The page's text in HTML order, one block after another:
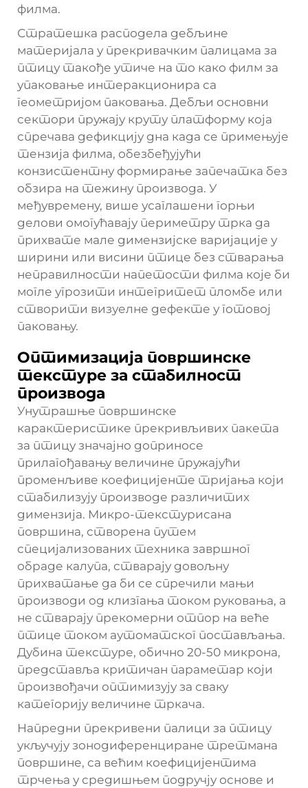
филма.
Стратешка расподела дебљине
материјала у прекривачким палицама за
птицу такође утиче на то како филм за
упаковање интеракционира са
геометријом паковања. Дебљи основни
сектори пружају круту платформу која
спречава дефикцију дна када се примењује
тензија филма, обезбеђујући
конзистентну формирање запечатка без
обзира на тежину производа. У
међувремену, више усаглашени горњи
делови омогућавају периметру трка да
прихвате мале димензијске варијације у
ширини или висини птице без стварања
неправилности напетости филма које би
могле угрозити интегритет пломбе или
створити визуелне дефекте у готовој
паковању.
Оптимизација површинске
текстуре за стабилност
производа
Унутрашње површинске
карактеристике прекривљивих пакета
за птицу значајно доприносе
прилагођавању величине пружајући
променљиве коефицијенте тријања који
стабилизују производе различитих
димензија. Микро-текстурисана
површина, створена путем
специјализованих техника завршног
обраде калупа, стварају довољну
прихватање да би се спречили мањи
производи од клизгања током руковања, а
не стварају прекомерни отпор на веће
птице током аутоматског постављања.
Дубина текстуре, обично 20-50 микрона,
представља критичан параметар који
произвођачи оптимизују за сваку
категорију величине тркача.
Напредни прекривени палици за птицу
укључују зонодиференциране третмана
површине, са већим коефицијентима
трчења у средишњем подручју основе и